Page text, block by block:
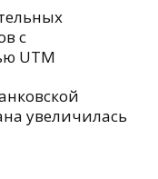
с
UTM
увеличилась